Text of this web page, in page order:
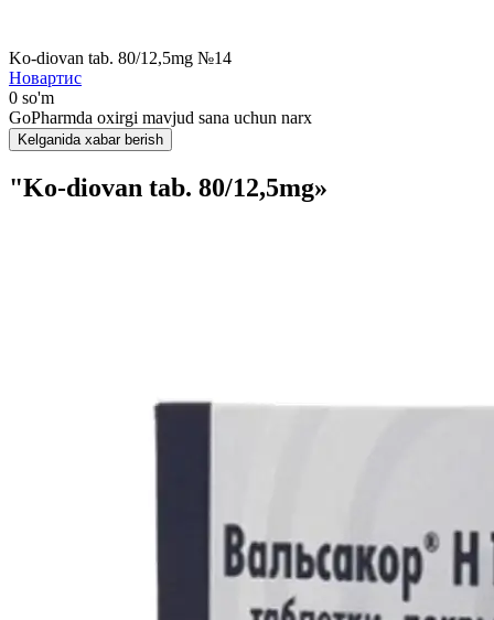
Ko-diovan tab. 80/12,5mg №14
Новартис
0 so'm
GoPharmda oxirgi mavjud sana uchun narx
Kelganida xabar berish
"Ko-diovan tab. 80/12,5mg»